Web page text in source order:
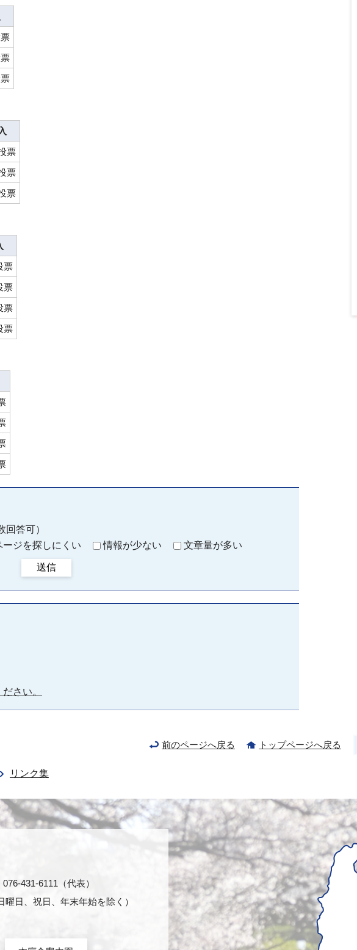
票
票
票
票
票
票
票
答可）
ージを探しにくい 情報が少ない 文章量が多い
送信
さい。
前のページへ戻る トップページへ戻る
リンク集
431-6111（代表）
日、祝日、年末年始を除く）